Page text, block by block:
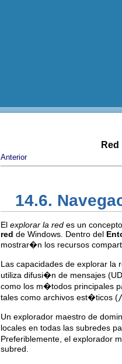
Anterior
14.6.
El explorar la red es un
red de Windows. Dentro del
mostrar�n los recursos
Las capacidades de explorar la
utiliza difusi�n de mensajes
como los m�todos principales
tales como archivos est�ticos (
Un explorador maestro de
locales en todas las subredes
Preferiblemente, el explorador
subred.